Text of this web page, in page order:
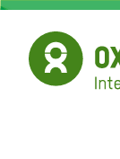
Aller
contenu
principal